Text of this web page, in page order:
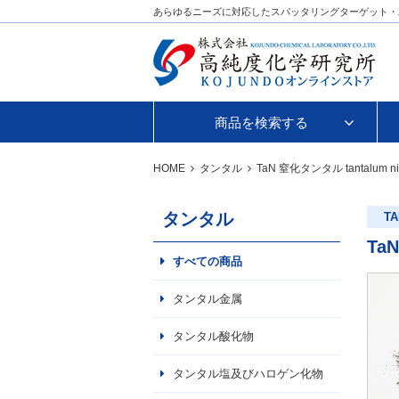
あらゆるニーズに対応したスパッタリングターゲット
商品を検索する
HOME タンタル TaN 窒化タンタル tantalum
タンタル
すべての商品
タンタル金属
タンタル酸化物
タンタル塩及びハロゲン化物
TaN